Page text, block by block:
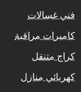
فني غسالات
كاميرات مراقبة
كراج متنقل
كهربائي منازل